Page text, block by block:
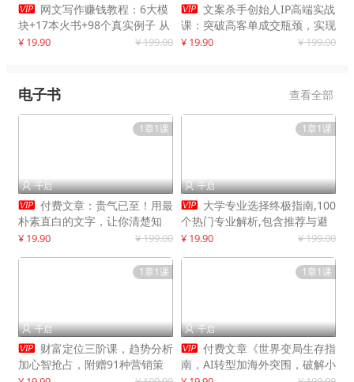
 网文写作赚钱教程：6大模
块+17本火书+98个真实例子 从
入门到精通实战方法
¥ 19.90 ¥ 199.00
 文案杀手创始人IP高端实战
课：突破高客单成交瓶颈，实现
IP商业价值最大化
¥ 19.90 ¥ 199.00
电子书 查看全部
1章1课
 千启
 付费文章：贵气已至！用最
朴素直白的文字，让你清楚知
道，该如何接住这一次时代的泼
¥ 19.90 ¥ 199.00
1章1课
 千启
 大学专业选择终极指南,100
个热门专业解析,包含推荐与避
雷实用建议
¥ 19.90 ¥ 199.00
1章1课
 千启
 财富定位三阶课，趋势分析
加心智抢占，附赠91种营销策
1章1课
 千启
 付费文章《世界变局生存指
南，AI转型加海外突围，破解小